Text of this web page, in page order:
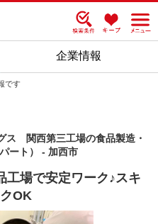
企業情報
です
ス 関西第三工場の食品製造・
ート） - 加西市
工場で安定ワーク♪スキ
OK